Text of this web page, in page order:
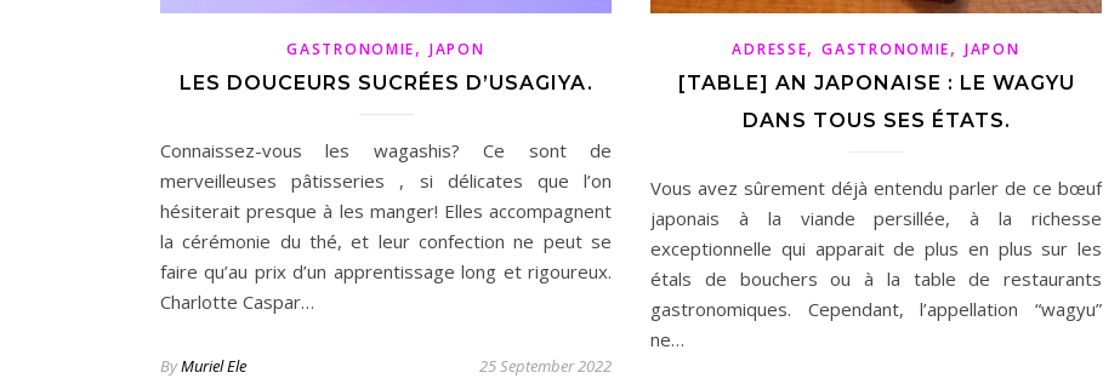
GASTRONOMIE,JAPON
LES DOUCEURS SUCRÉES D’USAGIYA.
Connaissez-vous les wagashis? Ce sont de
merveilleuses pâtisseries , si délicates que l’on
hésiterait presque à les manger! Elles accompagnent
la cérémonie du thé, et leur confection ne peut se
faire qu’au prix d’un apprentissage long et rigoureux.
Charlotte Caspar…
ByMuriel Ele 25 September 2022
ADRESSE,GASTRONOMIE,JAPON
[TABLE] AN JAPONAISE : LE WAGYU
DANS TOUS SES ÉTATS.
Vous avez sûrement déjà entendu parler de ce bœuf
japonais à la viande persillée, à la richesse
exceptionnelle qui apparait de plus en plus sur les
étals de bouchers ou à la table de restaurants
gastronomiques. Cependant, l’appellation “wagyu”
ne…